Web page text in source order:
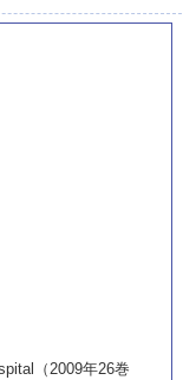
（2009年26巻